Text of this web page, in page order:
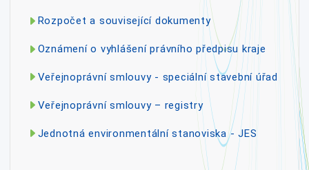
Rozpočet a související dokumenty
Oznámení o vyhlášení právního předpisu kraje
Veřejnoprávní smlouvy - speciální stavební úřad
Veřejnoprávní smlouvy – registry
Jednotná environmentální stanoviska - JES